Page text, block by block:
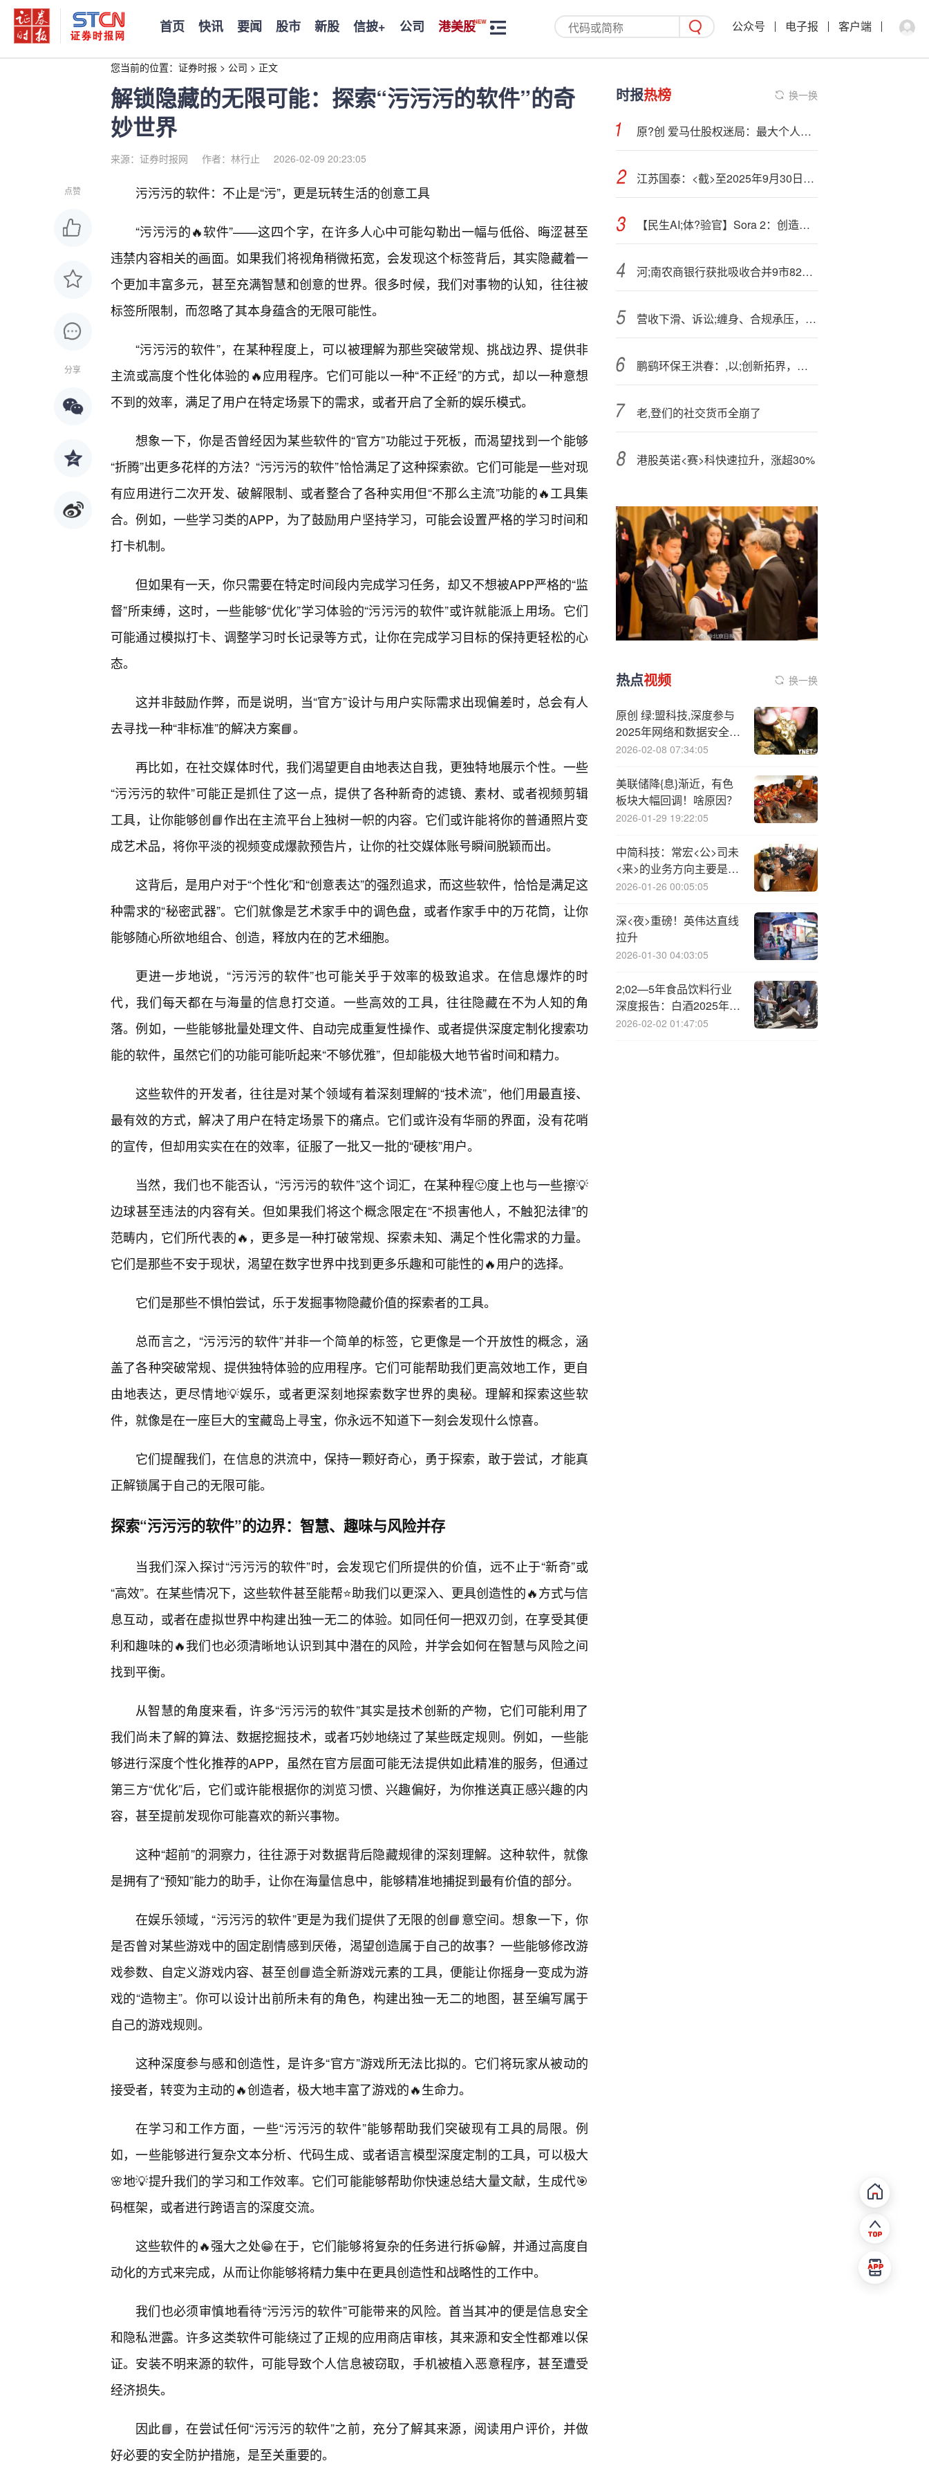
首页 快讯 要闻 股市 新股 信披+ 公司 港美股 公众号 电子报 客户端
您当前的位置： 证券时报 > 公司 > 正文
解锁隐藏的无限可能：探索“污污污的软件”的奇
妙世界
来源：证券时报网 作者：林行止 2026-02-09 20:23:05
点赞
分享
污污污的软件：不止是“污”，更是玩转生活的创意工具
“污污污的🔥软件”——这四个字，在许多人心中可能勾勒出一幅与低俗、晦涩甚至
违禁内容相关的画面。如果我们将视角稍微拓宽，会发现这个标签背后，其实隐藏着一
个更加丰富多元，甚至充满智慧和创意的世界。很多时候，我们对事物的认知，往往被
标签所限制，而忽略了其本身蕴含的无限可能性。
“污污污的软件”，在某种程度上，可以被理解为那些突破常规、挑战边界、提供非
主流或高度个性化体验的🔥应用程序。它们可能以一种“不正经”的方式，却以一种意想
不到的效率，满足了用户在特定场景下的需求，或者开启了全新的娱乐模式。
想象一下，你是否曾经因为某些软件的“官方”功能过于死板，而渴望找到一个能够
“折腾”出更多花样的方法？“污污污的软件”恰恰满足了这种探索欲。它们可能是一些对现
有应用进行二次开发、破解限制、或者整合了各种实用但“不那么主流”功能的🔥工具集
合。例如，一些学习类的APP，为了鼓励用户坚持学习，可能会设置严格的学习时间和
打卡机制。
但如果有一天，你只需要在特定时间段内完成学习任务，却又不想被APP严格的“监
督”所束缚，这时，一些能够“优化”学习体验的“污污污的软件”或许就能派上用场。它们
可能通过模拟打卡、调整学习时长记录等方式，让你在完成学习目标的保持更轻松的心
态。
这并非鼓励作弊，而是说明，当“官方”设计与用户实际需求出现偏差时，总会有人
去寻找一种“非标准”的解决方案📘。
再比如，在社交媒体时代，我们渴望更自由地表达自我，更独特地展示个性。一些
“污污污的软件”可能正是抓住了这一点，提供了各种新奇的滤镜、素材、或者视频剪辑
工具，让你能够创📘作出在主流平台上独树一帜的内容。它们或许能将你的普通照片变
成艺术品，将你平淡的视频变成爆款预告片，让你的社交媒体账号瞬间脱颖而出。
这背后，是用户对于“个性化”和“创意表达”的强烈追求，而这些软件，恰恰是满足这
种需求的“秘密武器”。它们就像是艺术家手中的调色盘，或者作家手中的万花筒，让你
能够随心所欲地组合、创造，释放内在的艺术细胞。
更进一步地说，“污污污的软件”也可能关乎于效率的极致追求。在信息爆炸的时
代，我们每天都在与海量的信息打交道。一些高效的工具，往往隐藏在不为人知的角
落。例如，一些能够批量处理文件、自动完成重复性操作、或者提供深度定制化搜索功
能的软件，虽然它们的功能可能听起来“不够优雅”，但却能极大地节省时间和精力。
这些软件的开发者，往往是对某个领域有着深刻理解的“技术流”，他们用最直接、
最有效的方式，解决了用户在特定场景下的痛点。它们或许没有华丽的界面，没有花哨
的宣传，但却用实实在在的效率，征服了一批又一批的“硬核”用户。
当然，我们也不能否认，“污污污的软件”这个词汇，在某种程🙂度上也与一些擦💡
边球甚至违法的内容有关。但如果我们将这个概念限定在“不损害他人，不触犯法律”的
范畴内，它们所代表的🔥，更多是一种打破常规、探索未知、满足个性化需求的力量。
它们是那些不安于现状，渴望在数字世界中找到更多乐趣和可能性的🔥用户的选择。
它们是那些不惧怕尝试，乐于发掘事物隐藏价值的探索者的工具。
总而言之，“污污污的软件”并非一个简单的标签，它更像是一个开放性的概念，涵
盖了各种突破常规、提供独特体验的应用程序。它们可能帮助我们更高效地工作，更自
由地表达，更尽情地💡娱乐，或者更深刻地探索数字世界的奥秘。理解和探索这些软
件，就像是在一座巨大的宝藏岛上寻宝，你永远不知道下一刻会发现什么惊喜。
它们提醒我们，在信息的洪流中，保持一颗好奇心，勇于探索，敢于尝试，才能真
正解锁属于自己的无限可能。
探索“污污污的软件”的边界：智慧、趣味与风险并存
当我们深入探讨“污污污的软件”时，会发现它们所提供的价值，远不止于“新奇”或
“高效”。在某些情况下，这些软件甚至能帮⭐助我们以更深入、更具创造性的🔥方式与信
息互动，或者在虚拟世界中构建出独一无二的体验。如同任何一把双刃剑，在享受其便
利和趣味的🔥我们也必须清晰地认识到其中潜在的风险，并学会如何在智慧与风险之间
找到平衡。
从智慧的角度来看，许多“污污污的软件”其实是技术创新的产物，它们可能利用了
我们尚未了解的算法、数据挖掘技术，或者巧妙地绕过了某些既定规则。例如，一些能
够进行深度个性化推荐的APP，虽然在官方层面可能无法提供如此精准的服务，但通过
第三方“优化”后，它们或许能根据你的浏览习惯、兴趣偏好，为你推送真正感兴趣的内
容，甚至提前发现你可能喜欢的新兴事物。
这种“超前”的洞察力，往往源于对数据背后隐藏规律的深刻理解。这种软件，就像
是拥有了“预知”能力的助手，让你在海量信息中，能够精准地捕捉到最有价值的部分。
在娱乐领域，“污污污的软件”更是为我们提供了无限的创📘意空间。想象一下，你
是否曾对某些游戏中的固定剧情感到厌倦，渴望创造属于自己的故事？一些能够修改游
戏参数、自定义游戏内容、甚至创📘造全新游戏元素的工具，便能让你摇身一变成为游
戏的“造物主”。你可以设计出前所未有的角色，构建出独一无二的地图，甚至编写属于
自己的游戏规则。
这种深度参与感和创造性，是许多“官方”游戏所无法比拟的。它们将玩家从被动的
接受者，转变为主动的🔥创造者，极大地丰富了游戏的🔥生命力。
在学习和工作方面，一些“污污污的软件”能够帮助我们突破现有工具的局限。例
如，一些能够进行复杂文本分析、代码生成、或者语言模型深度定制的工具，可以极大
🌸地💡提升我们的学习和工作效率。它们可能能够帮助你快速总结大量文献，生成代🎯
码框架，或者进行跨语言的深度交流。
这些软件的🔥强大之处😁在于，它们能够将复杂的任务进行拆😀解，并通过高度自
动化的方式来完成，从而让你能够将精力集中在更具创造性和战略性的工作中。
我们也必须审慎地看待“污污污的软件”可能带来的风险。首当其冲的便是信息安全
和隐私泄露。许多这类软件可能绕过了正规的应用商店审核，其来源和安全性都难以保
证。安装不明来源的软件，可能导致个人信息被窃取，手机被植入恶意程序，甚至遭受
经济损失。
因此📘，在尝试任何“污污污的软件”之前，充分了解其来源，阅读用户评价，并做
好必要的安全防护措施，是至关重要的。
时报热榜 换一换
原?创 爱马仕股权迷局：最大个人股东出局，百亿股权离奇失踪｜贵圈
江苏国泰：<截>至2025年9月30日，公司股东总数57643户
【民生AI;体?验官】Sora 2：创造力的ChatGPT时刻
河;南农商银行获批吸收合并9市82家机构，并设分支机构
营收下滑、诉讼;缠身、合规承压，建元信托三季度多重挑战并存
鹏鹞环保王洪春：,以;创新拓界，以知止立本
老,登们的社交货币全崩了
港股英诺<赛>科快速拉升，涨超30%
热点视频 换一换
原创 绿:盟科技,深度参与
2025年网络和数据安全产
业论坛
2026-02-08 07:34:05
美联储降{息}渐近，有色
板块大幅回调！啥原因？
2026-01-29 19:22:05
中简科技：常宏<公>司未
<来>的业务方向主要是民
用航空、航天等下游应用
2026-01-26 00:05:05
深<夜>重磅！英伟达直线
拉升
2026-01-30 04:03:05
2;02—5年食品饮料行业
深度报告：白酒2025年三
季报总结，加速纾压，底
2026-02-02 01:47:05